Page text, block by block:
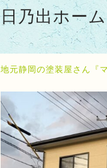
日乃出ホー
地元静岡の塗装屋さん『